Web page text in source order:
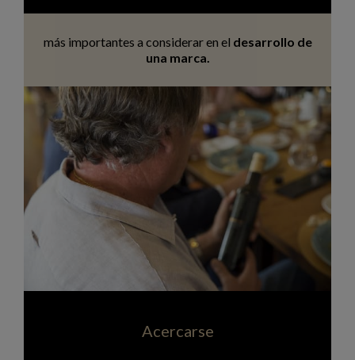
más importantes a considerar en el desarrollo de
una marca.
Acercarse